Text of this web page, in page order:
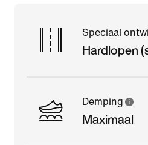
Speciaal
Hardlopen
Demping
Maximaal